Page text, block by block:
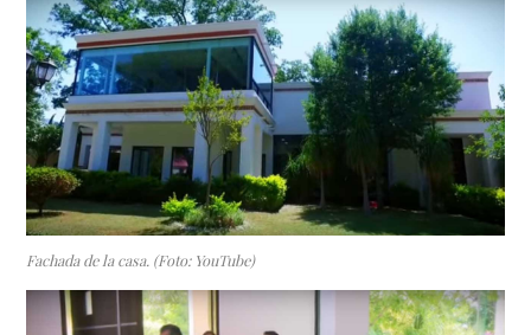
Fachada de la casa. (Foto: YouTube)